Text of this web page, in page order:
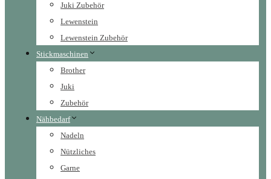
Juki Zubehör
Lewenstein
Lewenstein Zubehör
Stickmaschinen
Brother
Juki
Zubehör
Nähbedarf
Nadeln
Nützliches
Garne